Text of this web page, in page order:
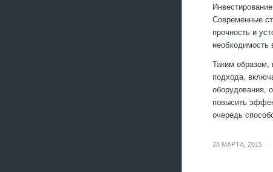
Современные
прочность и
необходимость
Таким образом,
подхода,
оборудования,
повысить
очередь
28 МАРТА, 2015